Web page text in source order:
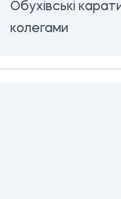
Обухівські
колегами